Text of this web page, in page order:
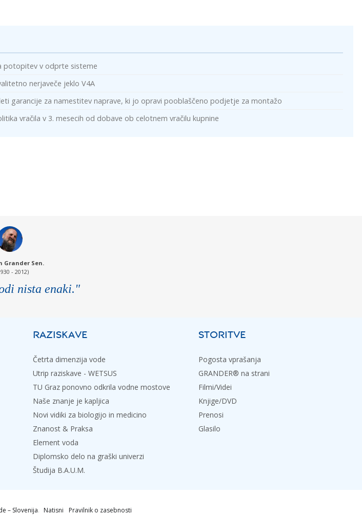
potopitev v odprte sisteme
nerjaveče jeklo V4A
garancije za namestitev naprave, ki jo opravi pooblaščeno podjetje za montažo
vračila v 3. mesecih od dobave ob celotnem vračilu kupnine
Grander Sen.
- 2012)
nista enaki."
RAZISKAVE
Četrta dimenzija vode
Utrip raziskave - WETSUS
TU Graz ponovno odkrila vodne mostove
Naše znanje je kapljica
Novi vidiki za biologijo in medicino
Znanost & Praksa
Element voda
Diplomsko delo na graški univerzi
Študija B.A.U.M.
STORITVE
Pogosta vprašanja
GRANDER® na strani
Filmi/Videi
Knjige/DVD
Prenosi
Glasilo
– Slovenija. Natisni Pravilnik o zasebnosti